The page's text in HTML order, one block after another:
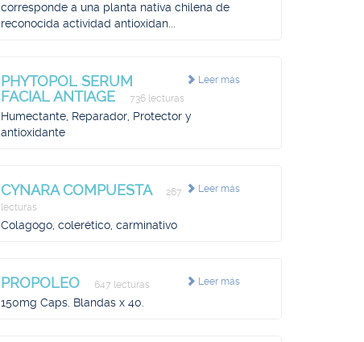
corresponde a una planta nativa chilena de
reconocida actividad antioxidan...
Leer más
PHYTOPOL SERUM
FACIAL ANTIAGE
736 lecturas
Humectante, Reparador, Protector y
antioxidante
Leer más
CYNARA COMPUESTA
267
lecturas
Colagogo, colerético, carminativo
Leer más
PROPOLEO 647 lecturas
150mg Caps. Blandas x 40.